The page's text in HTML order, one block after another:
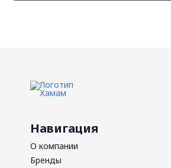
Навигация
О компании
Бренды